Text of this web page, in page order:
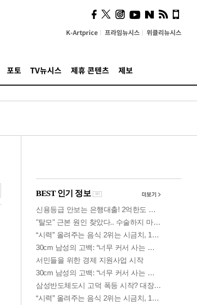
K-Artprice 프라임뉴시스 위클리뉴시스
포토 TV뉴시스 제휴 콘텐츠 제보
사이 해답 찾았죠"…알을
깨고 나온 '초자아'